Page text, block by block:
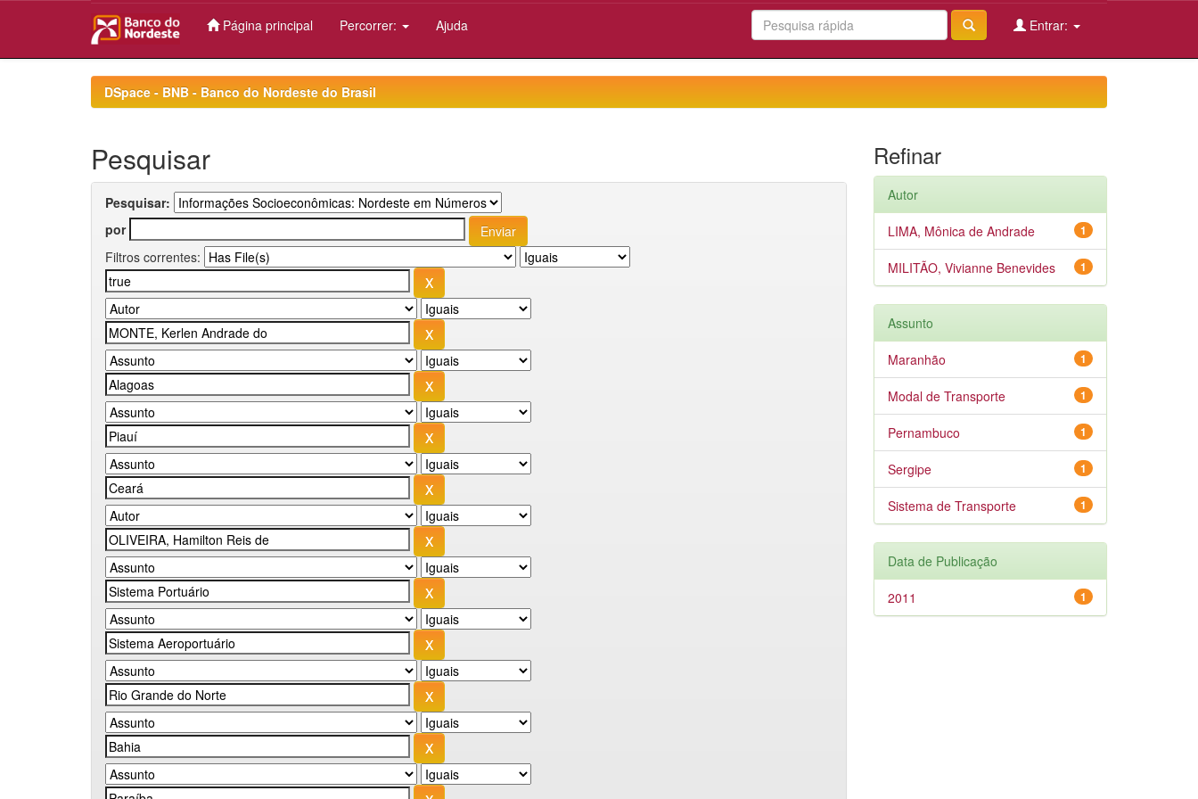
Página principal Percorrer: Ajuda Entrar:
DSpace - BNB - Banco do Nordeste do Brasil
Pesquisar
Pesquisar:
por
Filtros correntes:
Refinar
Autor
1
LIMA, Mônica de Andrade
1
MILITÃO, Vivianne Benevides
Assunto
1
Maranhão
1
Modal de Transporte
1
Pernambuco
1
Sergipe
1
Sistema de Transporte
Data de Publicação
1
2011